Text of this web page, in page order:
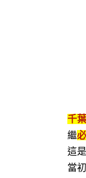
千
繼
這
當